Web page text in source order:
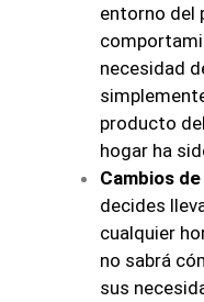
entorno del
necesidad
producto
hogar ha
Cambios
decides
cualquier
no sabrá
sus